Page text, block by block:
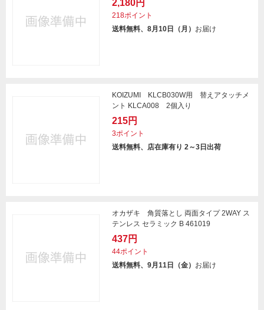
2,180円
218ポイント
送料無料、8月10日（月） お届け
KOIZUMI KLCB030W用 替えアタッチメ
ント KLCA008 2個入り
215円
3ポイント
送料無料、店在庫有り 2～3日出荷
オカザキ 角質落とし 両面タイプ 2WAY ス
テンレス セラミック B 461019
437円
44ポイント
送料無料、9月11日（金） お届け